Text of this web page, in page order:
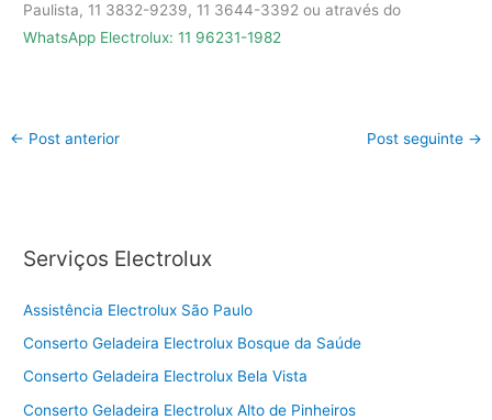
Paulista, 11 3832-9239, 11 3644-3392 ou através do
WhatsApp Electrolux: 11 96231-1982
← Post anterior Post seguinte →
Serviços Electrolux
Assistência Electrolux São Paulo
Conserto Geladeira Electrolux Bosque da Saúde
Conserto Geladeira Electrolux Bela Vista
Conserto Geladeira Electrolux Alto de Pinheiros